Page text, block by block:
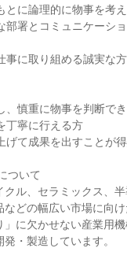
とに論理的に物事を考
部署とコミュニケーシ
事に取り組める誠実な方
、慎重に物事を判断で
丁寧に行える方
げて成果を出すことが
ついて
ル、セラミックス、半
などの幅広い市場に向け
」に欠かせない産業用
・製造しています。